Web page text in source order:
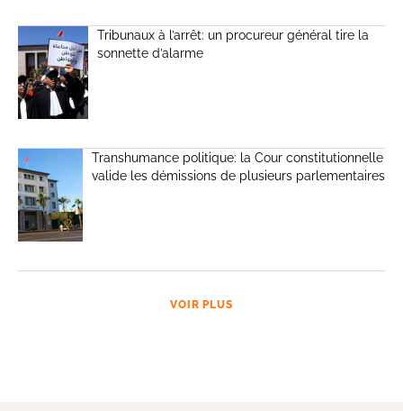
Tribunaux à l’arrêt: un procureur général tire la
sonnette d’alarme
Transhumance politique: la Cour constitutionnelle
valide les démissions de plusieurs parlementaires
VOIR PLUS